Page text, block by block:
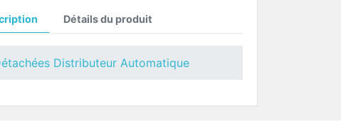
Détails du produit
Distributeur Automatique